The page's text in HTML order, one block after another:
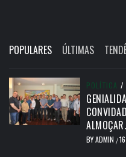
POPULARES ÚLTIMAS
POLÍTICA /
ALMOÇAR.
BYADMIN /